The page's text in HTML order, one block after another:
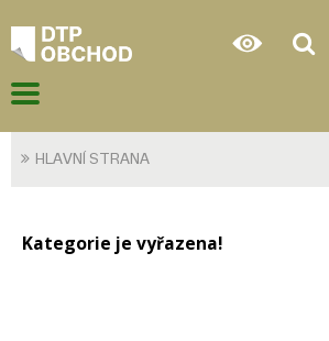
HLAVNÍ STRANA
Kategorie je vyřazena!